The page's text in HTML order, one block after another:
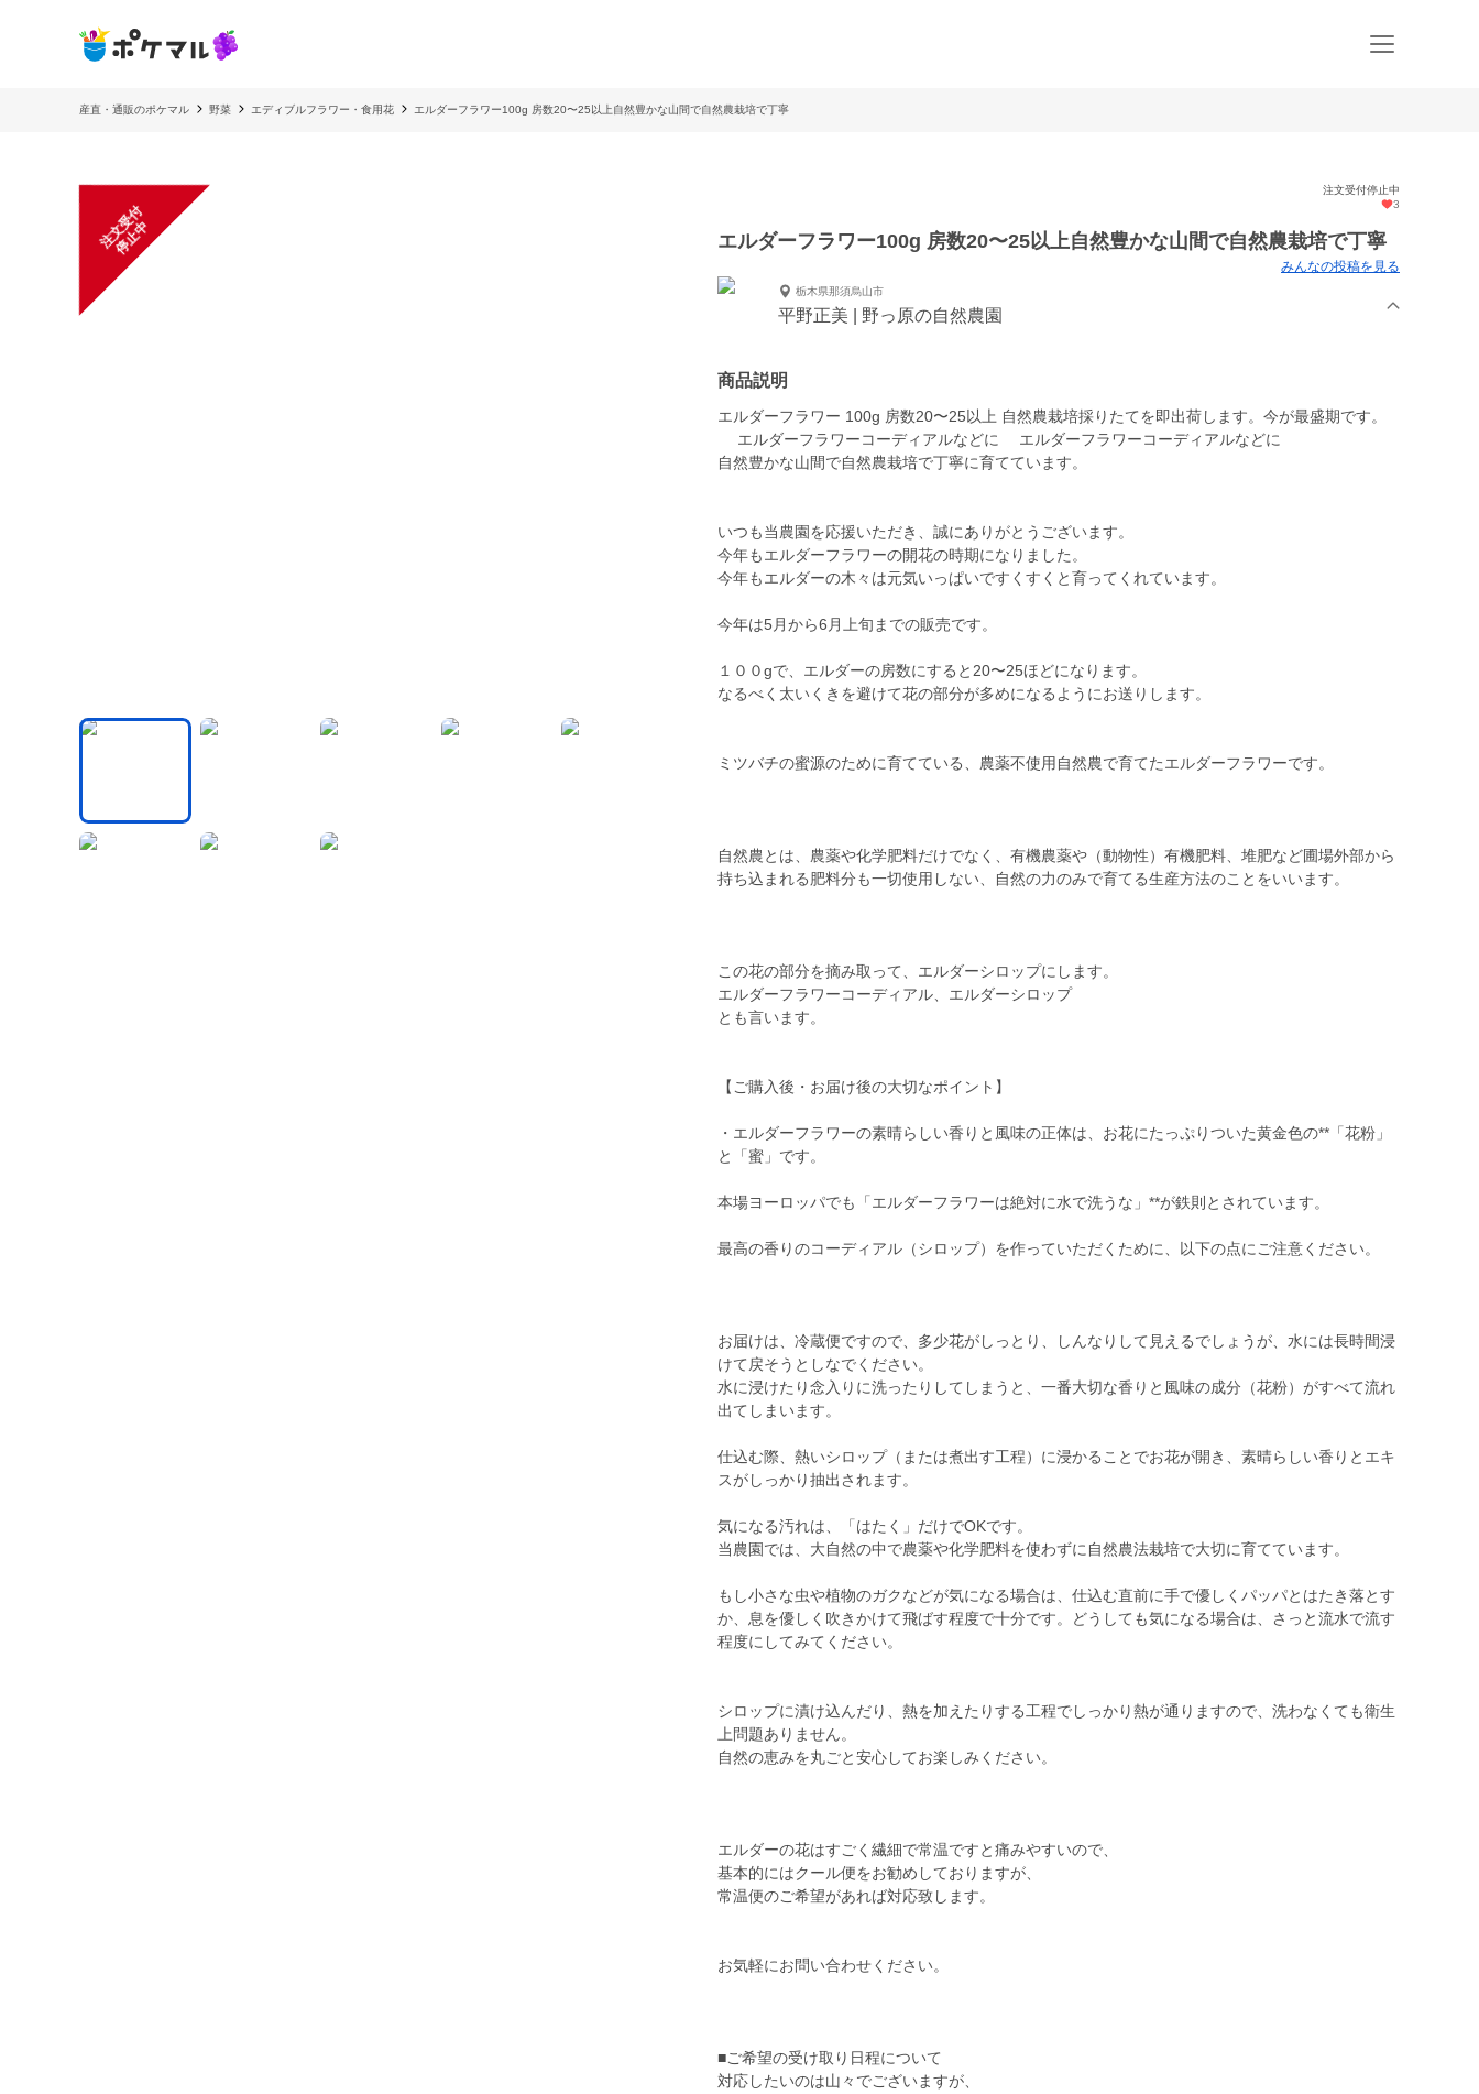
産直・通販のポケマル 野菜 エディブルフラワー・食用花 エルダーフラワー100g 房数20〜25以上自然豊かな山間で自然農栽培で丁寧
注
文
受
付
停
止
中
注文受付停止中
3
エルダーフラワー100g 房数20〜25以上自然豊かな山間で自然農栽培で丁寧
みんなの投稿を見る
栃木県那須烏山市
平野正美 | 野っ原の自然農園
商品説明
エルダーフラワー 100g 房数20〜25以上 自然農栽培採りたてを即出荷します。今が最盛期です。
エルダーフラワーコーディアルなどに エルダーフラワーコーディアルなどに
自然豊かな山間で自然農栽培で丁寧に育てています。
いつも当農園を応援いただき、誠にありがとうございます。
今年もエルダーフラワーの開花の時期になりました。
今年もエルダーの木々は元気いっぱいですくすくと育ってくれています。
今年は5月から6月上旬までの販売です。
１００gで、エルダーの房数にすると20〜25ほどになります。
なるべく太いくきを避けて花の部分が多めになるようにお送りします。
ミツバチの蜜源のために育てている、農薬不使用自然農で育てたエルダーフラワーです。
自然農とは、農薬や化学肥料だけでなく、有機農薬や（動物性）有機肥料、堆肥など圃場外部から
持ち込まれる肥料分も一切使用しない、自然の力のみで育てる生産方法のことをいいます。
この花の部分を摘み取って、エルダーシロップにします。
エルダーフラワーコーディアル、エルダーシロップ
とも言います。
【ご購入後・お届け後の大切なポイント】
・エルダーフラワーの素晴らしい香りと風味の正体は、お花にたっぷりついた黄金色の**「花粉」
と「蜜」です。
本場ヨーロッパでも「エルダーフラワーは絶対に水で洗うな」**が鉄則とされています。
最高の香りのコーディアル（シロップ）を作っていただくために、以下の点にご注意ください。
お届けは、冷蔵便ですので、多少花がしっとり、しんなりして見えるでしょうが、水には長時間浸
けて戻そうとしなでください。
水に浸けたり念入りに洗ったりしてしまうと、一番大切な香りと風味の成分（花粉）がすべて流れ
出てしまいます。
仕込む際、熱いシロップ（または煮出す工程）に浸かることでお花が開き、素晴らしい香りとエキ
スがしっかり抽出されます。
気になる汚れは、「はたく」だけでOKです。
当農園では、大自然の中で農薬や化学肥料を使わずに自然農法栽培で大切に育てています。
もし小さな虫や植物のガクなどが気になる場合は、仕込む直前に手で優しくパッパとはたき落とす
か、息を優しく吹きかけて飛ばす程度で十分です。どうしても気になる場合は、さっと流水で流す
程度にしてみてください。
シロップに漬け込んだり、熱を加えたりする工程でしっかり熱が通りますので、洗わなくても衛生
上問題ありません。
自然の恵みを丸ごと安心してお楽しみください。
エルダーの花はすごく繊細で常温ですと痛みやすいので、
基本的にはクール便をお勧めしておりますが、
常温便のご希望があれば対応致します。
お気軽にお問い合わせください。
■ご希望の受け取り日程について
対応したいのは山々でございますが、